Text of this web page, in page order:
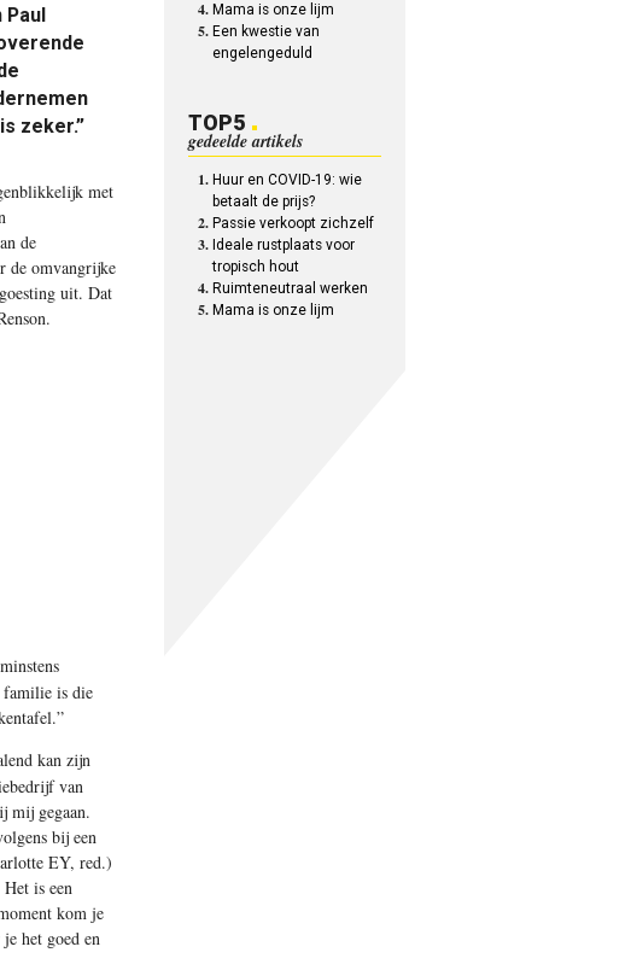
Paul
zeker.”
met
de
de omvangrijke
uit. Dat
familie is die
kan zijn
van
mij gegaan.
bij een
EY, red.)
is een
kom je
het goed en
Mama is onze lijm
Een kwestie van
engelengeduld
TOP5
gedeelde artikels
Huur en COVID-19: wie
betaalt de prijs?
Passie verkoopt zichzelf
Ideale rustplaats voor
tropisch hout
Ruimteneutraal werken
Mama is onze lijm